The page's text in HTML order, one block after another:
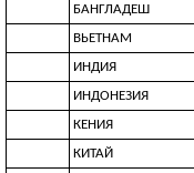
БАНГЛАДЕШ
ВЬЕТНАМ
ИНДИЯ
ИНДОНЕЗИЯ
КЕНИЯ
КИТАЙ